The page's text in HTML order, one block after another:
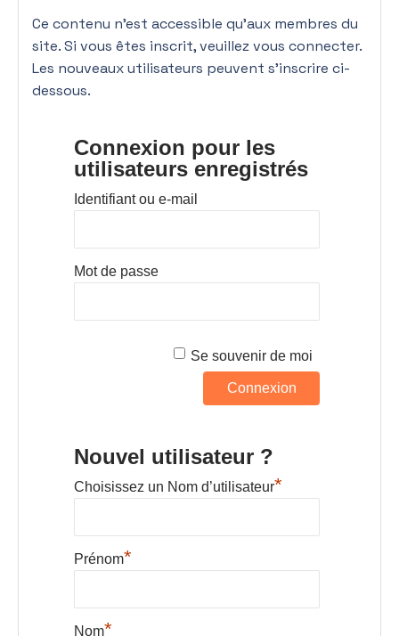
Ce contenu n’est accessible qu’aux membres du
site. Si vous êtes inscrit, veuillez vous connecter.
Les nouveaux utilisateurs peuvent s'inscrire ci-
dessous.
Connexion pour les
utilisateurs enregistrés
Identifiant ou e-mail
Mot de passe
Se souvenir de moi
Nouvel utilisateur ?
Choisissez un Nom d’utilisateur*
Prénom*
Nom*